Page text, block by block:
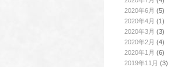
2020年6月 (5)
2020年4月 (1)
2020年3月 (3)
2020年2月 (4)
2020年1月 (6)
2019年11月 (3)